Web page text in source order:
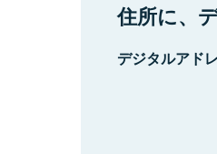
住所に、
デジタルアド